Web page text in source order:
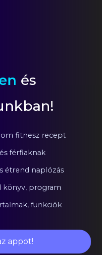
és
fitnesz recept
férfiaknak
étrend naplózás
könyv, program
funkciók
appot!